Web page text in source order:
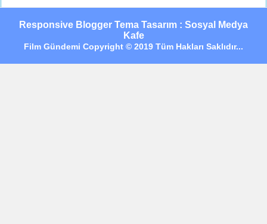
Responsive Blogger Tema Tasarım : Sosyal Medya
Kafe
Film Gündemi Copyright © 2019 Tüm Hakları Saklıdır...